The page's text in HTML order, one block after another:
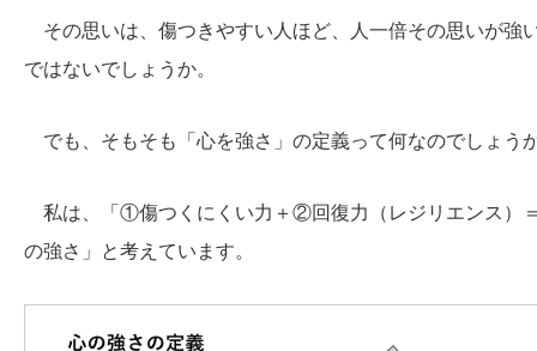
その思いは、傷つきやすい人ほど、人一倍その思いが強
ではないでしょうか。
でも、そもそも「心を強さ」の定義って何なのでしょう
私は、「①傷つくにくい力＋②回復力（レジリエンス）
の強さ」と考えています。